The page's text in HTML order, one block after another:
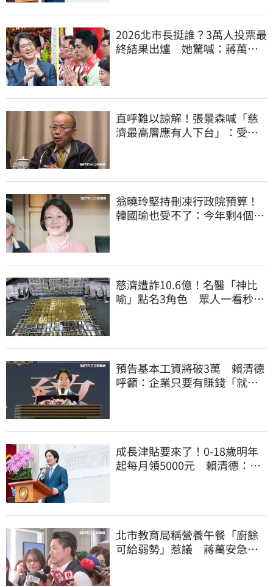
2026北市長挺誰？3萬人投票最
終結果出爐 她驚喊：蔣萬安
直呼難以諒解！張景森喊「慈
濟最高層應有人下台」：受害
翁曉玲堅持刪凍行政院預算！
韓國瑜也受不了：今年剩4個月
慈濟遭詐10.6億！名醫「神比
喻」點名3角色 眾人一看秒懂
預告基本工資將破3萬 賴清德
呼籲：企業只要有賺錢「就該
成長津貼要來了！0-18歲明年
起每月領5000元 賴清德：此
北市教育局稱營養午餐「廚餘
可給弱勢」惹議 蔣萬安急